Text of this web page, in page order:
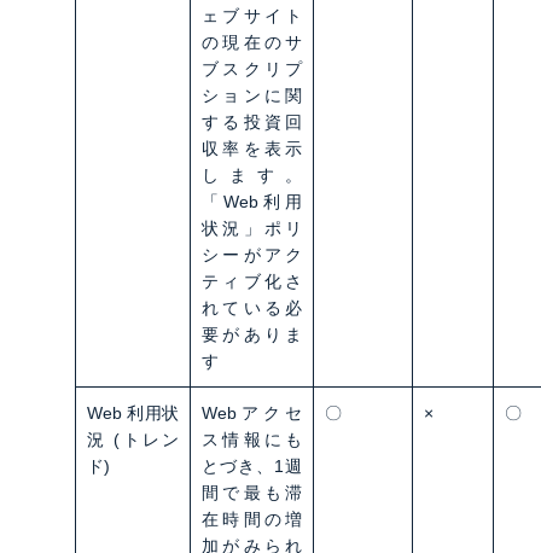
ェブサイト
の現在のサ
ブスクリプ
ションに関
する投資回
収率を表示
します。
「Web利用
状況」ポリ
シーがアク
ティブ化さ
れている必
要がありま
す
Web 利用状
況 (トレン
ド)
Webアクセ
ス情報にも
とづき、1週
間で最も滞
在時間の増
加がみられ
〇 × 〇